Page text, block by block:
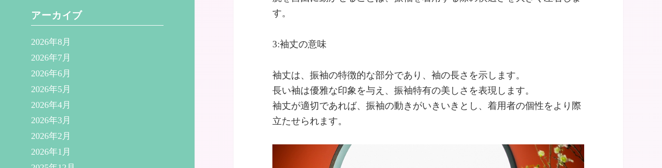
アーカイブ
2026年8月
2026年7月
2026年6月
2026年5月
2026年4月
2026年3月
2026年2月
2026年1月
す。
3:袖丈の意味
袖丈は、振袖の特徴的な部分であり、袖の長さを示します。
長い袖は優雅な印象を与え、振袖特有の美しさを表現します。
袖丈が適切であれば、振袖の動きがいきいきとし、着用者の個性をより際
立たせられます。